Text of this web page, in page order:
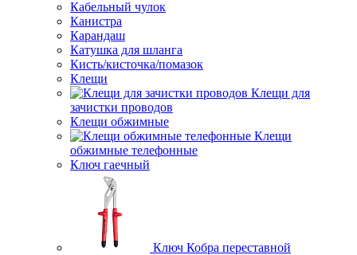
Кабельный чулок
Канистра
Карандаш
Катушка для шланга
Кисть/кисточка/помазок
Клещи
Клещи для
зачистки проводов
Клещи обжимные
Клещи
обжимные телефонные
Ключ гаечный
Ключ Кобра переставной